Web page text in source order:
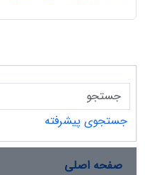
جستجوی پیشرفته
صفحه اصلی